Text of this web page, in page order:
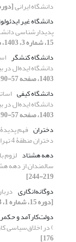
دانشگاه ایرانی[دوره 15، شماره 1، 1403،
دانشگاه غیر
پدیدارشناسی
15، شماره 3، 1403، صفحه 57-90]
دانشگاه کنشگر
دانشگاه ایده‌ال در
1403، صفحه 57-90]
دانشگاه کیفی
دانشگاه ایده‌ال در
1403، صفحه 57-90]
دختران فهم
دختران منطقۀ 4 تهران)
دهه هشتاد لزوم
سالمندان از دهه
219-244]
دوگانه‌انگاری
[دوره 15، شماره 1، 1403، صفحه 281-308]
دولت‌کارآمد و
) در اخلاق‌سیاسی
176]